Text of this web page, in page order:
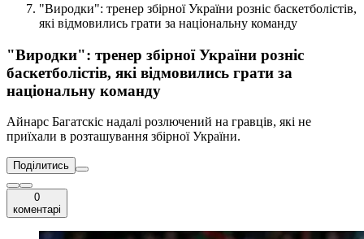
"Виродки": тренер збірної України розніс баскетболістів,
які відмовились грати за національну команду
"Виродки": тренер збірної України розніс
баскетболістів, які відмовились грати за
національну команду
Айнарс Багатскіс надалі розлючений на гравців, які не
приїхали в розташування збірної України.
Поділитись
0
коментарі